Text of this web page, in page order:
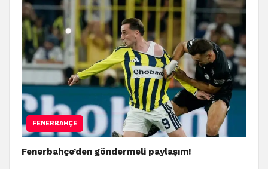
FENERBAHÇE
Fenerbahçe’den göndermeli paylaşım!